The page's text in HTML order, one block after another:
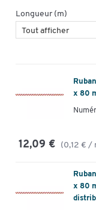
Longueur (m)
x 80
12,09 € (0,12 € /
x 80